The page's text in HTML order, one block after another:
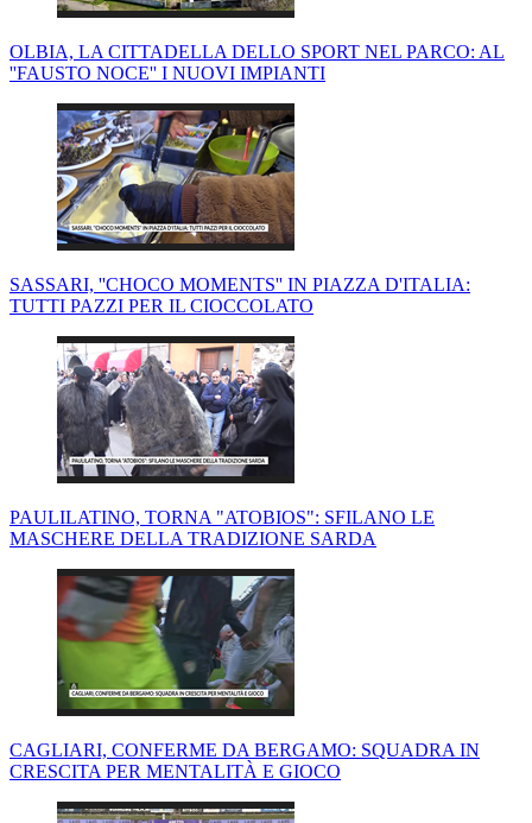
OLBIA, LA CITTADELLA DELLO SPORT NEL PARCO: AL
''FAUSTO NOCE'' I NUOVI IMPIANTI
SASSARI, ''CHOCO MOMENTS'' IN PIAZZA D'ITALIA:
TUTTI PAZZI PER IL CIOCCOLATO
PAULILATINO, TORNA "ATOBIOS": SFILANO LE
MASCHERE DELLA TRADIZIONE SARDA
CAGLIARI, CONFERME DA BERGAMO: SQUADRA IN
CRESCITA PER MENTALITÀ E GIOCO